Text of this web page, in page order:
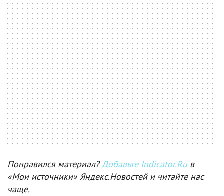
Понравился материал?Добавьте Indicator.Ruв
«Мои источники» Яндекс.Новостей и читайте нас
чаще.